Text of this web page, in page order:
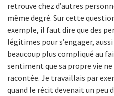
retrouve chez d’autres
même degré. Sur cette
exemple, il faut dire que des
légitimes pour s’engager,
beaucoup plus compliqué au
sentiment que sa propre vie
racontée. Je travaillais par
quand le récit devenait un